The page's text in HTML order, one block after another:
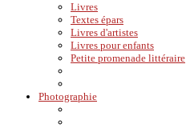
Livres
Textes épars
Livres d'artistes
Livres pour enfants
Petite promenade littéraire
Photographie